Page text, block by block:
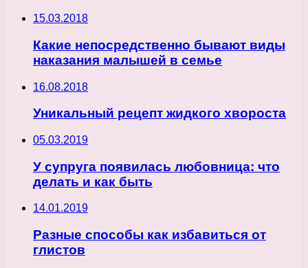
15.03.2018
Какие непосредственно бывают виды
наказания малышей в семье
16.08.2018
Уникальный рецепт жидкого хвороста
05.03.2019
У супруга появилась любовница: что
делать и как быть
14.01.2019
Разные способы как избавиться от
глистов